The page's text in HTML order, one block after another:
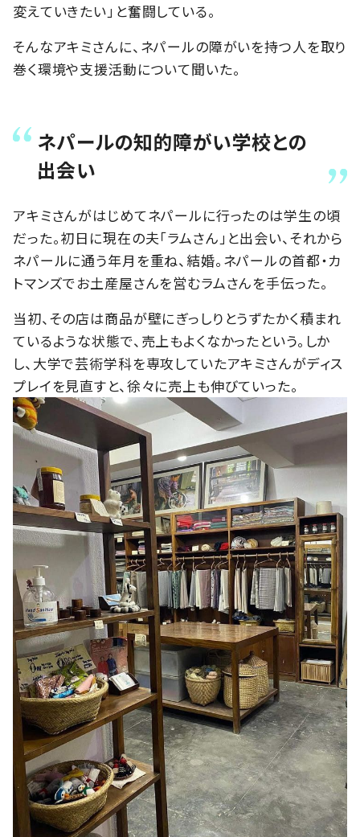
変えていきたい」と奮闘している。
そんなアキミさんに、ネパールの障がいを持つ人を取り
巻く環境や支援活動について聞いた。
ネパールの知的障がい学校との
出会い
アキミさんがはじめてネパールに行ったのは学生の頃
だった。初日に現在の夫「ラムさん」と出会い、それから
ネパールに通う年月を重ね、結婚。ネパールの首都・カ
トマンズでお土産屋さんを営むラムさんを手伝った。
当初、その店は商品が壁にぎっしりとうずたかく積まれ
ているような状態で、売上もよくなかったという。しか
し、大学で芸術学科を専攻していたアキミさんがディス
プレイを見直すと、徐々に売上も伸びていった。